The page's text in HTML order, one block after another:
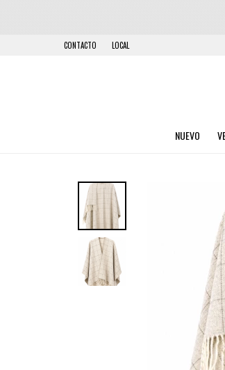
NUEVO
CONTACTO LOCAL